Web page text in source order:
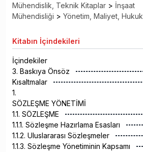
Mühendislik, Teknik Kitaplar > İnşaat
Mühendisliği > Yönetim, Maliyet, Hukuk
Kitabın İçindekileri
İçindekiler
3. Baskıya Önsöz
Kısaltmalar
1.
SÖZLEŞME YÖNETİMİ
1.1. SÖZLEŞME
1.1.1. Sözleşme Hazırlama Esasları
1.1.2. Uluslararası Sözleşmeler
1.1.3. Sözleşme Yönetiminin Kapsamı